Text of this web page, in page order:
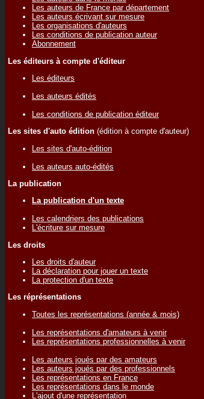
Les auteurs de France par département
Les auteurs écrivant sur mesure
Les organisations d'auteurs
Les conditions de publication auteur
Abonnement
Les éditeurs à compte d'éditeur
Les éditeurs
Les auteurs édités
Les conditions de publication éditeur
Les sites d'auto édition (édition à compte d'auteur)
Les sites d'auto-édition
Les auteurs auto-édités
La publication
La publication d'un texte
Les calendriers des publications
L'écriture sur mesure
Les droits
Les droits d'auteur
La déclaration pour jouer un texte
La protection d'un texte
Les réprésentations
Toutes les représentations (année & mois)
Les représentations d'amateurs à venir
Les représentations professionnelles à venir
Les auteurs joués par des amateurs
Les auteurs joués par des professionnels
Les représentations en France
Les représentations dans le monde
L'ajout d'une représentation